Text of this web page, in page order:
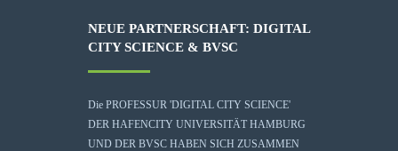
NEUE PARTNERSCHAFT: DIGITAL
CITY SCIENCE & BVSC
Die PROFESSUR 'DIGITAL CITY SCIENCE'
DER HAFENCITY UNIVERSITÄT HAMBURG
UND DER BVSC HABEN SICH ZUSAMMEN